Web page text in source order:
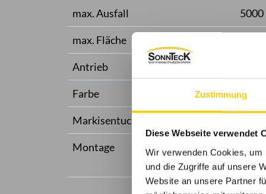
Zustimmung
Diese Webseite verwendet
Wir verwenden Cookies,
und die Zugriffe auf unsere
Website an unsere Partner
max. Ausfall 5000
max. Fläche
Antrieb
Farbe
Markisentuch
Montage